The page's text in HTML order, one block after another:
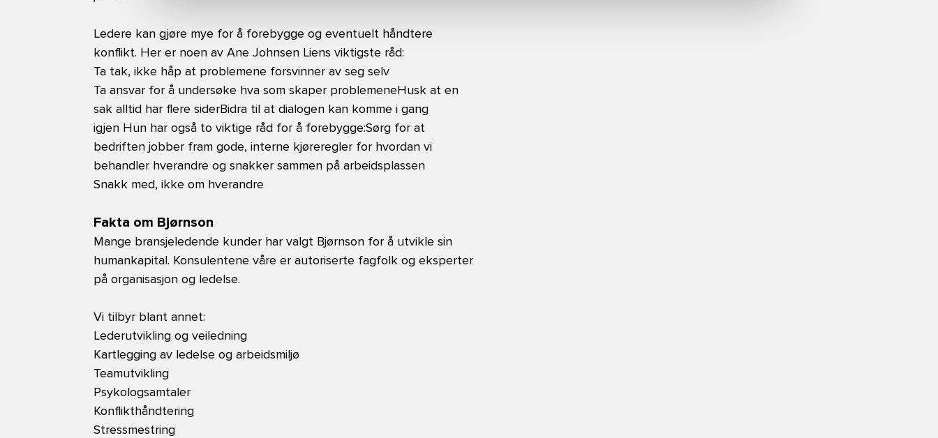
Ledere kan gjøre mye for å forebygge og eventuelt håndtere
konflikt. Her er noen av Ane Johnsen Liens viktigste råd:
Ta tak, ikke håp at problemene forsvinner av seg selv
Ta ansvar for å undersøke hva som skaper problemeneHusk at en
sak alltid har flere siderBidra til at dialogen kan komme i gang
igjen Hun har også to viktige råd for å forebygge:Sørg for at
bedriften jobber fram gode, interne kjøreregler for hvordan vi
behandler hverandre og snakker sammen på arbeidsplassen
Snakk med, ikke om hverandre
Fakta om Bjørnson
Mange bransjeledende kunder har valgt Bjørnson for å utvikle sin
humankapital. Konsulentene våre er autoriserte fagfolk og eksperter
på organisasjon og ledelse.
Vi tilbyr blant annet:
Lederutvikling og veiledning
Kartlegging av ledelse og arbeidsmiljø
Teamutvikling
Psykologsamtaler
Konflikthåndtering
Stressmestring